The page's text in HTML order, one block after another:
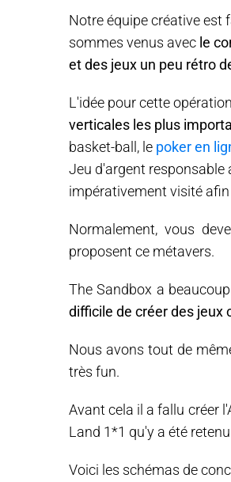
Notre équipe créative est
sommes venus avec le
et des jeux un peu rétro
L'idée pour cette
verticales les plus
basket-ball, le poker en
Jeu d'argent responsable
impérativement visité
Normalement, vous
proposent ce métavers.
The Sandbox a
difficile de créer des
Nous avons tout de
très fun.
Avant cela il a fallu créer
Land 1*1 qu'y a été
Voici les schémas de